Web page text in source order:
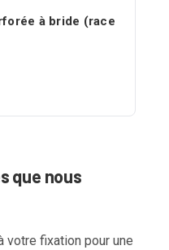
à bride (race
que nous
votre fixation pour une